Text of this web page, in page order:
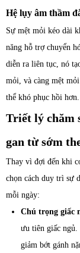
Hệ lụy âm thầm
Sự mệt mỏi kéo dài
năng hỗ trợ chuyển
diễn ra liên tục, nó
mỏi, và càng mệt
thể khó phục hồi hơn.
Triết lý chăm
gan từ sớm
Thay vì đợi đến khi
chọn cách duy trì sự
mỗi ngày:
Chú trọng giấc
ưu tiên giấc ngủ.
giảm bớt gánh